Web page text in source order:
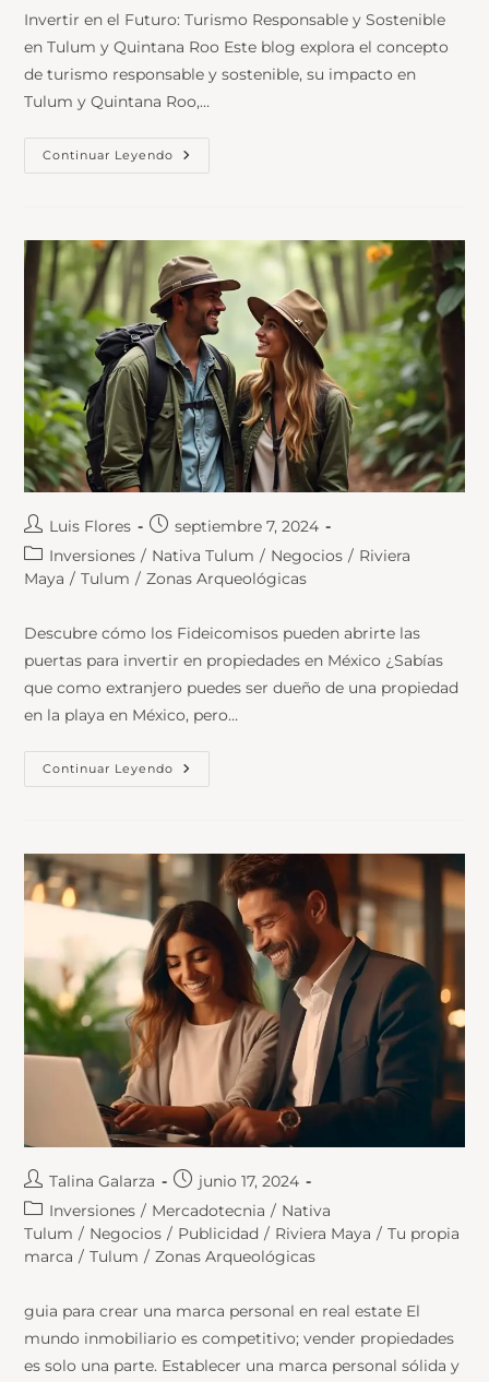
Invertir en el Futuro: Turismo Responsable y Sostenible
en Tulum y Quintana Roo Este blog explora el concepto
de turismo responsable y sostenible, su impacto en
Tulum y Quintana Roo,…
Continuar Leyendo
Luis Flores
septiembre 7, 2024
Inversiones / Nativa Tulum / Negocios / Riviera
Maya / Tulum / Zonas Arqueológicas
Descubre cómo los Fideicomisos pueden abrirte las
puertas para invertir en propiedades en México ¿Sabías
que como extranjero puedes ser dueño de una propiedad
en la playa en México, pero…
Continuar Leyendo
Talina Galarza
junio 17, 2024
Inversiones / Mercadotecnia / Nativa
Tulum / Negocios / Publicidad / Riviera Maya / Tu propia
marca / Tulum / Zonas Arqueológicas
guia para crear una marca personal en real estate El
mundo inmobiliario es competitivo; vender propiedades
es solo una parte. Establecer una marca personal sólida y